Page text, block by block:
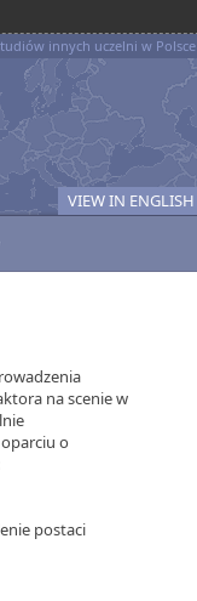
innych uczelni w Polsce
VIEW IN ENGLISH
na scenie w
o
postaci